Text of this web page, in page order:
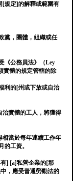
[規定]的解釋或範圍有
黨，團體，組織或任
《公務員法》（Ley
實體的規定管轄的除
利的[州或下放或自治
實體的工人，將獲得
當於每年連續工作年
的工資。
] [a]私營企業的[那
，應受普通勞動法的